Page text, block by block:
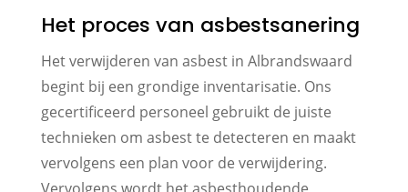
Het proces van asbestsanering
Het verwijderen van asbest in Albrandswaard
begint bij een grondige inventarisatie. Ons
gecertificeerd personeel gebruikt de juiste
technieken om asbest te detecteren en maakt
vervolgens een plan voor de verwijdering.